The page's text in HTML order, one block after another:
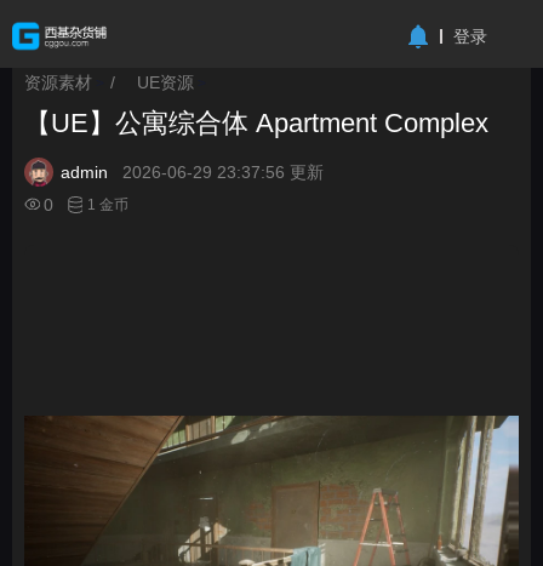
登录
资源素材 / UE资源
【UE】公寓综合体 Apartment Complex
admin
2026-06-29 23:37:56 更新
0
1 金币